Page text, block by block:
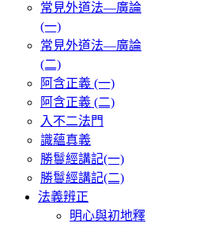
常見外道法—廣論
(一)
常見外道法—廣論
(二)
阿含正義 (一)
阿含正義 (二)
入不二法門
識蘊真義
勝鬘經講記(一)
勝鬘經講記(二)
法義辨正
明心與初地釋